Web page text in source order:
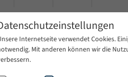
Internetseite verwendet Cookies.
Mit anderen können wir die